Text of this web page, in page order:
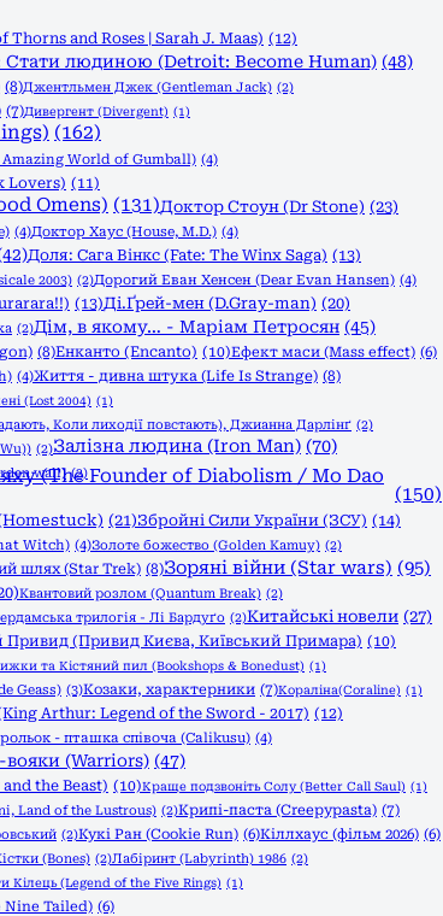
Thorns and Roses | Sarah J. Maas) (12)
Стати людиною (Detroit: Become Human) (48)
(8)Джентльмен Джек (Gentleman Jack) (2)
(7)Дивергент (Divergent) (1)
(162)
World of Gumball) (4)
Lovers) (11)
Omens) (131)Доктор Стоун (Dr Stone) (23)
(4)Доктор Хаус (House, M.D.) (4)
Доля: Сага Вінкс (Fate: The Winx Saga) (13)
2003) (2)Дорогий Еван Хенсен (Dear Evan Hansen) (4)
(13)Ді.Ґрей-мен (D.Gray-man) (20)
(2)Дім, в якому… - Маріам Петросян (45)
(8)Енканто (Encanto) (10)Ефект маси (Mass effect) (6)
(4)Життя - дивна штука (Life Is Strange) (8)
(Lost 2004) (1)
Коли лиходії повстають), Джианна Дарлінґ (2)
(2)Залізна людина (Iron Man) (70)
wall) (2)
(The Founder of Diabolism / Mo Dao
(150)
(21)Збройні Сили України (ЗСУ) (14)
Witch) (4)Золоте божество (Golden Kamuy) (2)
шлях (Star Trek) (8)Зоряні війни (Star wars) (95)
Квантовий розлом (Quantum Break) (2)
трилогія - Лі Бардуґо (2)Китайські новели (27)
Привид (Привид Києва, Київський Примара) (10)
та Кістяний пил (Bookshops & Bonedust) (1)
Geass) (3)Козаки, характерники (7)Кораліна(Coraline) (1)
Arthur: Legend of the Sword - 2017) (12)
- пташка співоча (Calikusu) (4)
(Warriors) (47)
the Beast) (10)Краще подзвоніть Солу (Better Call Saul) (1)
Land of the Lustrous) (2)Крипі-паста (Creepypasta) (7)
(2)Кукі Ран (Cookie Run) (6)Кіллхаус (фільм 2026) (6)
(Bones) (2)Лабіринт (Labyrinth) 1986 (2)
Кілець (Legend of the Five Rings) (1)
Nine Tailed) (6)